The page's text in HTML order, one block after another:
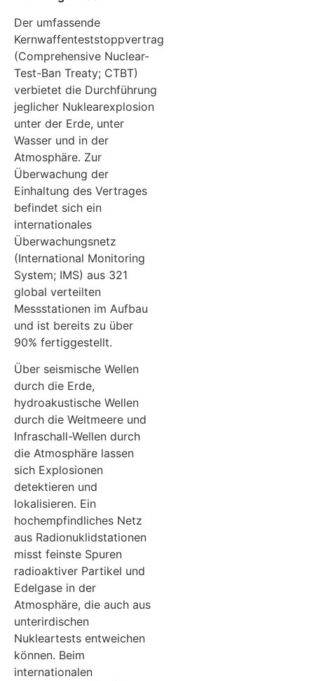
Der umfassende
Kernwaffenteststoppvertrag
(Comprehensive Nuclear-
Test-Ban Treaty; CTBT)
verbietet die Durchführung
jeglicher Nuklearexplosion
unter der Erde, unter
Wasser und in der
Atmosphäre. Zur
Überwachung der
Einhaltung des Vertrages
befindet sich ein
internationales
Überwachungsnetz
(International Monitoring
System; IMS) aus 321
global verteilten
Messstationen im Aufbau
und ist bereits zu über
90% fertiggestellt.
Über seismische Wellen
durch die Erde,
hydroakustische Wellen
durch die Weltmeere und
Infraschall-Wellen durch
die Atmosphäre lassen
sich Explosionen
detektieren und
lokalisieren. Ein
hochempfindliches Netz
aus Radionuklidstationen
misst feinste Spuren
radioaktiver Partikel und
Edelgase in der
Atmosphäre, die auch aus
unterirdischen
Nukleartests entweichen
können. Beim
internationalen